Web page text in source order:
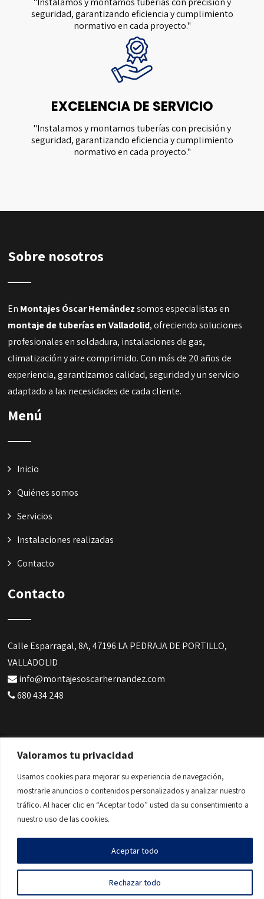
Valoramos tu privacidad
Usamos cookies para mejorar su experiencia de navegación,
mostrarle anuncios o contenidos personalizados y analizar nuestro
tráfico. Al hacer clic en “Aceptar todo” usted da su consentimiento a
nuestro uso de las cookies.
Rechazar todo
Aceptar todo
seguridad, garantizando eficiencia y cumplimiento
normativo en cada proyecto."
EXCELENCIA DE SERVICIO
"Instalamos y montamos tuberías con precisión y
seguridad, garantizando eficiencia y cumplimiento
normativo en cada proyecto."
Sobre nosotros
En Montajes Óscar Hernándezsomos especialistas en
montaje de tuberías en Valladolid, ofreciendo soluciones
profesionales en soldadura, instalaciones de gas,
climatización y aire comprimido. Con más de 20 años de
experiencia, garantizamos calidad, seguridad y un servicio
adaptado a las necesidades de cada cliente.
Menú
Inicio
Quiénes somos
Servicios
Instalaciones realizadas
Contacto
Contacto
Calle Esparragal, 8A, 47196 LA PEDRAJA DE PORTILLO,
VALLADOLID
info@montajesoscarhernandez.com
680 434 248
© Copyright 2025 | Montajes Oscar Hernández |
y Privacidad|Accesibilidad
Diseñado porCitiservi Media